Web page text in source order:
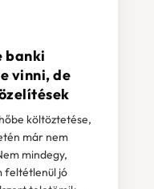
banki
vinni, de
költöztetése,
már nem
mindegy,
feltétlenül jó